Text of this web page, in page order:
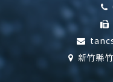
新竹縣